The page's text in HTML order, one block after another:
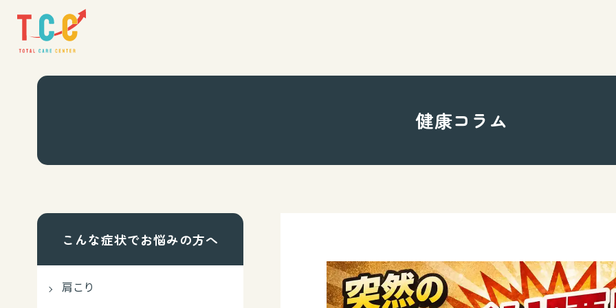
健康コラム
こんな症状でお悩みの方へ
肩こり